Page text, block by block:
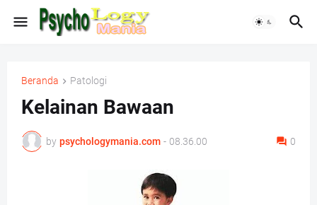
Beranda Patologi
Kelainan Bawaan
by psychologymania.com - 08.36.00 0